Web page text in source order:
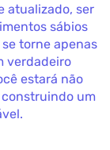
atualizado, ser
sábios
torne apenas
verdadeiro
estará não
um